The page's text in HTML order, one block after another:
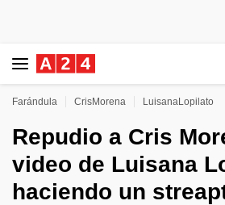
Farándula CrisMorena LuisanaLopilato
Repudio a Cris
video de Luisana
haciendo un